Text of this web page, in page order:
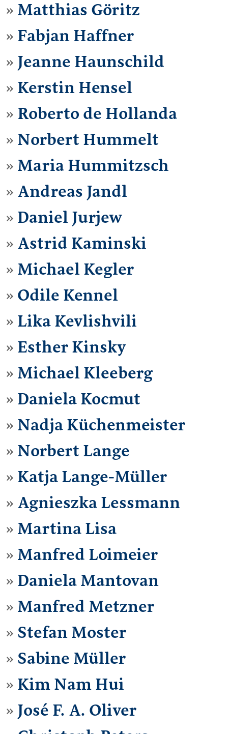
Matthias Göritz
Fabjan Haffner
Jeanne Haunschild
Kerstin Hensel
Roberto de Hollanda
Norbert Hummelt
Maria Hummitzsch
Andreas Jandl
Daniel Jurjew
Astrid Kaminski
Michael Kegler
Odile Kennel
Lika Kevlishvili
Esther Kinsky
Michael Kleeberg
Daniela Kocmut
Nadja Küchenmeister
Norbert Lange
Katja Lange-Müller
Agnieszka Lessmann
Martina Lisa
Manfred Loimeier
Daniela Mantovan
Manfred Metzner
Stefan Moster
Sabine Müller
Kim Nam Hui
José F. A. Oliver